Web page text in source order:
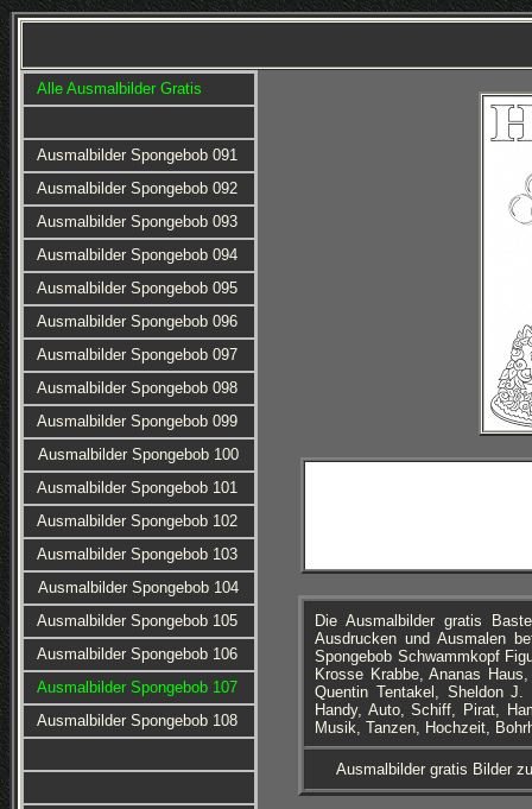
Alle Ausmalbilder Gratis
Ausmalbilder Spongebob 091
Ausmalbilder Spongebob 092
Ausmalbilder Spongebob 093
Ausmalbilder Spongebob 094
Ausmalbilder Spongebob 095
Ausmalbilder Spongebob 096
Ausmalbilder Spongebob 097
Ausmalbilder Spongebob 098
Ausmalbilder Spongebob 099
Ausmalbilder Spongebob 100
Ausmalbilder Spongebob 101
Ausmalbilder Spongebob 102
Ausmalbilder Spongebob 103
Ausmalbilder Spongebob 104
Ausmalbilder Spongebob 105
Ausmalbilder Spongebob 106
Ausmalbilder Spongebob 107
Ausmalbilder Spongebob 108
Die Ausmalbilder gratis
Ausdrucken und Ausmalen
Spongebob Schwammkopf
Krosse Krabbe, Ananas
Quentin Tentakel, Sheldon
Handy, Auto, Schiff, Pirat,
Musik, Tanzen, Hochzeit,
Ausmalbilder gratis Bilder